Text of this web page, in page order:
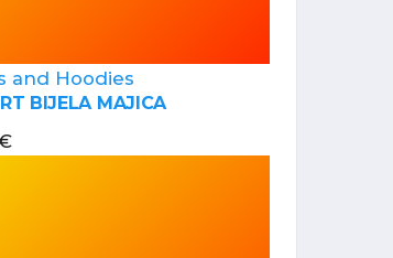
and Hoodies
BIJELA MAJICA